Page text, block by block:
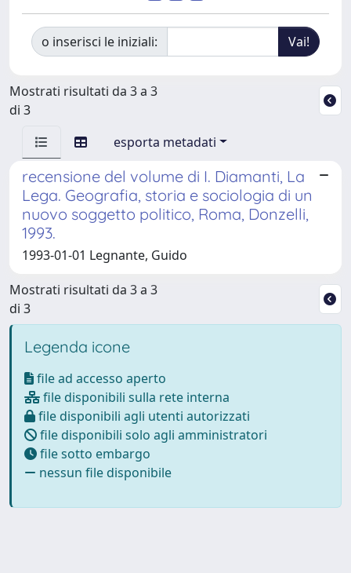
o inserisci le iniziali:
Mostrati risultati da 3 a 3
di 3
esporta metadati
recensione del volume di I. Diamanti, La
Lega. Geografia, storia e sociologia di un
nuovo soggetto politico, Roma, Donzelli,
1993.
1993-01-01 Legnante, Guido
Mostrati risultati da 3 a 3
di 3
Legenda icone
file ad accesso aperto
file disponibili sulla rete interna
file disponibili agli utenti autorizzati
file disponibili solo agli amministratori
file sotto embargo
nessun file disponibile